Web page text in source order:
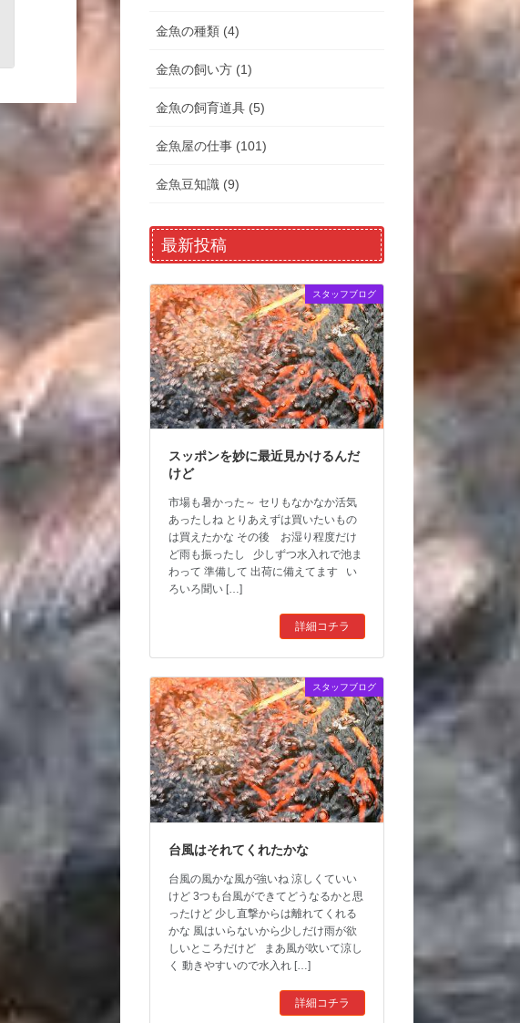
金魚の種類 (4)
金魚の飼い方 (1)
金魚の飼育道具 (5)
金魚屋の仕事 (101)
金魚豆知識 (9)
最新投稿
スタッフブログ
スッポンを妙に最近見かけるんだ
けど
市場も暑かった～ セリもなかなか活気
あったしね とりあえずは買いたいもの
は買えたかな その後 お湿り程度だけ
ど雨も振ったし 少しずつ水入れで池ま
わって 準備して 出荷に備えてます い
ろいろ聞い […]
詳細コチラ
スタッフブログ
台風はそれてくれたかな
台風の風かな風が強いね 涼しくていい
けど 3つも台風ができてどうなるかと思
ったけど 少し直撃からは離れてくれる
かな 風はいらないから少しだけ雨が欲
しいところだけど まあ風が吹いて涼し
く 動きやすいので水入れ […]
詳細コチラ